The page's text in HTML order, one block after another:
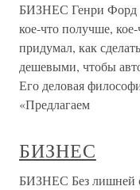
БИЗНЕС Генри Форд
кое-что получше,
придумал, как
дешевыми, чтобы
Его деловая
«Предлагаем
БИЗНЕС
БИЗНЕС Без лишней